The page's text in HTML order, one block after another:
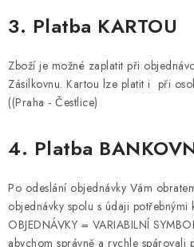
3. Platba KARTOU
Zboží je možné zaplatit při
Zásilkovnu. Kartou lze platit i při
((Praha - Čestlice)
4. Platba
Po odeslání objednávky Vám
objednávky spolu s údaji potřebnými
OBJEDNÁVKY = VARIABILNÍ
abychom správně a rychle spárovali